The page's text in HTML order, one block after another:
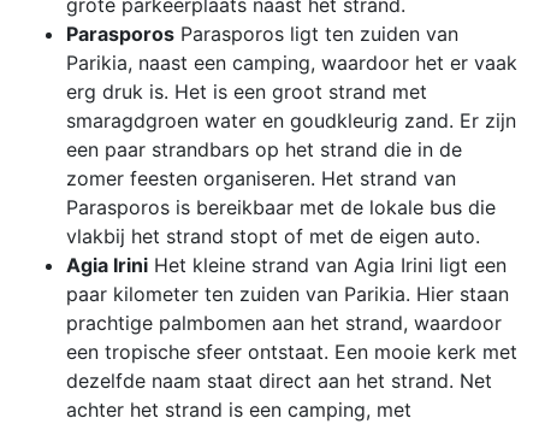
Parasporos Parasporos ligt ten zuiden van
Parikia, naast een camping, waardoor het er vaak
erg druk is. Het is een groot strand met
smaragdgroen water en goudkleurig zand. Er zijn
een paar strandbars op het strand die in de
zomer feesten organiseren. Het strand van
Parasporos is bereikbaar met de lokale bus die
vlakbij het strand stopt of met de eigen auto.
Agia Irini Het kleine strand van Agia Irini ligt een
paar kilometer ten zuiden van Parikia. Hier staan
prachtige palmbomen aan het strand, waardoor
een tropische sfeer ontstaat. Een mooie kerk met
dezelfde naam staat direct aan het strand. Net
achter het strand is een camping, met